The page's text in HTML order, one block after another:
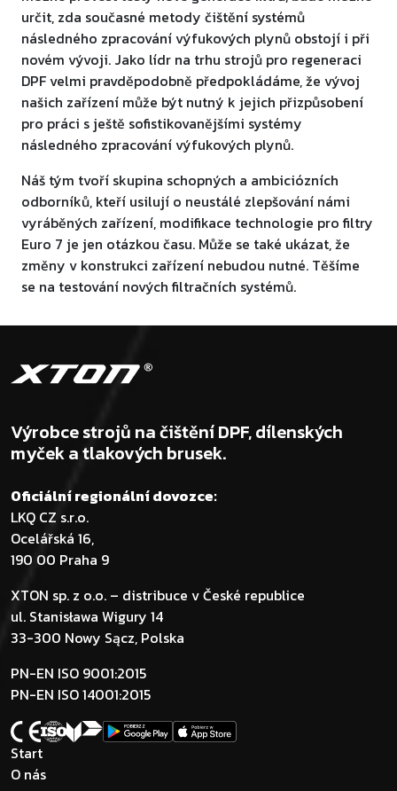
určit, zda současné metody čištění systémů
následného zpracování výfukových plynů obstojí i při
novém vývoji. Jako lídr na trhu strojů pro regeneraci
DPF velmi pravděpodobně předpokládáme, že vývoj
našich zařízení může být nutný k jejich přizpůsobení
pro práci s ještě sofistikovanějšími systémy
následného zpracování výfukových plynů.
Náš tým tvoří skupina schopných a ambiciózních
odborníků, kteří usilují o neustálé zlepšování námi
vyráběných zařízení, modifikace technologie pro filtry
Euro 7 je jen otázkou času. Může se také ukázat, že
změny v konstrukci zařízení nebudou nutné. Těšíme
se na testování nových filtračních systémů.
Výrobce strojů na čištění DPF, dílenských
myček a tlakových brusek.
Oficiální regionální dovozce:
LKQ CZ s.r.o.
Ocelářská 16,
190 00 Praha 9
XTON sp. z o.o. – distribuce v České republice
ul. Stanisława Wigury 14
33-300 Nowy Sącz, Polska
PN-EN ISO 9001:2015
PN-EN ISO 14001:2015
Start
O nás